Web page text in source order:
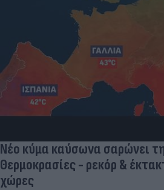
Νέο κύμα καύσωνα σαρώνει
Θερμοκρασίες - ρεκόρ &
χώρες